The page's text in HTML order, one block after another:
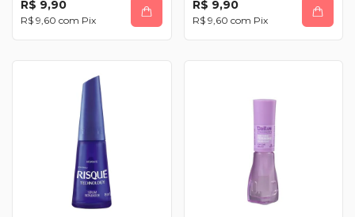
R$ 9,90
R$ 9,60 com Pix
R$ 9,90
R$ 9,60 com Pix